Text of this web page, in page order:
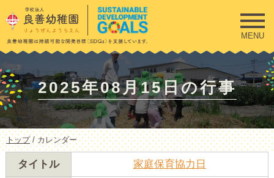
このページの本文へ
MENU
2025年08月15日の行事
現
在
トップ/カレンダー
タイトル 家庭保育協力日